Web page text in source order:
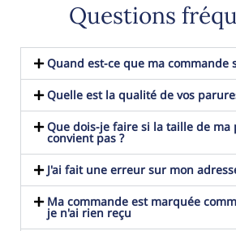
Questions
Quand est-ce que ma commande
Quelle est la qualité de vos
Que dois-je faire si la taille de ma
convient pas ?
J'ai fait une erreur sur mon
Ma commande est marquée
je n'ai rien reçu